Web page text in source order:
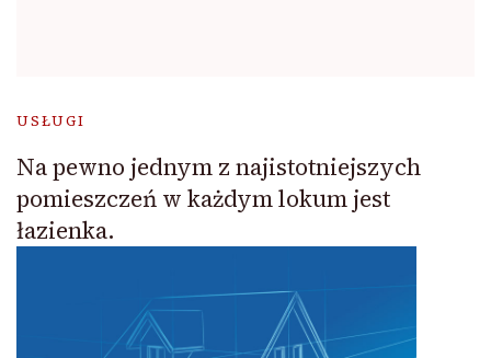
USŁUGI
Na pewno jednym z najistotniejszych
pomieszczeń w każdym lokum jest
łazienka.